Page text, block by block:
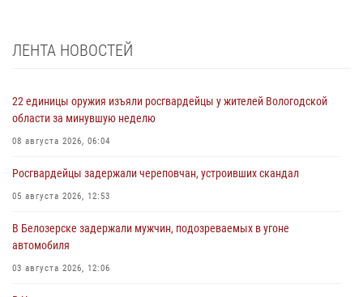
ЛЕНТА НОВОСТЕЙ
22 единицы оружия изъяли росгвардейцы у жителей Вологодской
области за минувшую неделю
08 августа 2026, 06:04
Росгвардейцы задержали череповчан, устроивших скандал
05 августа 2026, 12:53
В Белозерске задержали мужчин, подозреваемых в угоне
автомобиля
03 августа 2026, 12:06